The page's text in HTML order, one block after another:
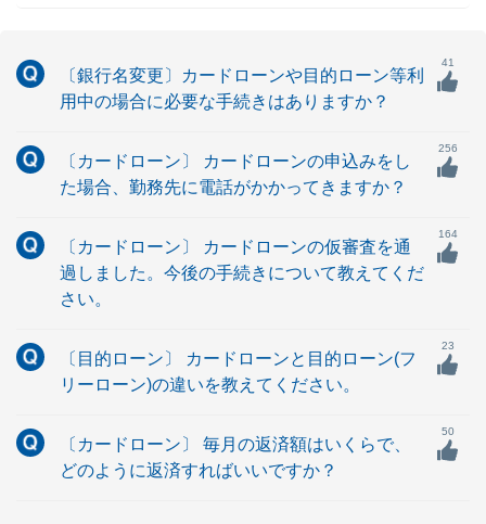
〔銀行名変更〕カードローンや目的ローン等利
用中の場合に必要な手続きはありますか？
41
〔カードローン〕 カードローンの申込みをし
た場合、勤務先に電話がかかってきますか？
256
〔カードローン〕 カードローンの仮審査を通
過しました。今後の手続きについて教えてくだ
さい。
164
〔目的ローン〕 カードローンと目的ローン(フ
リーローン)の違いを教えてください。
23
〔カードローン〕 毎月の返済額はいくらで、
どのように返済すればいいですか？
50